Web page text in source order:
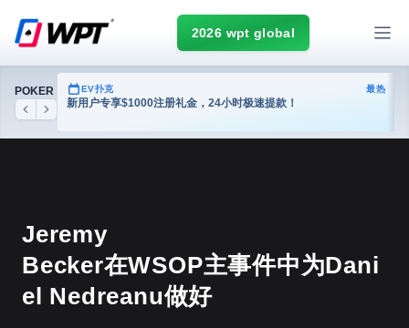
2026 wpt global
POKER
Previous
Next
热门 EV扑克 最热
新用户专享$1000注册礼金，24小时极速提款！
Jeremy
Becker在WSOP主事件中为Dani
El Nedreanu做好